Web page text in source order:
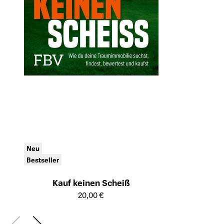
Neu
Bestseller
Kauf keinen Scheiß
Öffnet die Detailseite des Produkts
20,00 €